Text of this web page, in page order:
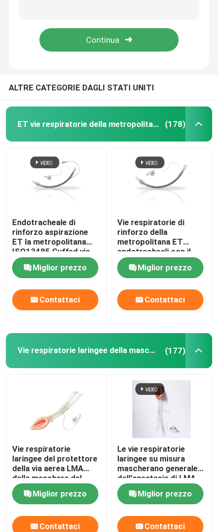
Metropolitana rinofaringea della via aerea
Monitor di pressione della via aerea
Metropolitana bronchiale dello stampo
Catetere di aspirazione
Video dispositivi di intubazione
Metropolitana orofaringea della via aerea
Anestesia Dispositivi
Componenti del tubo endotracheale
Cateteri OEM
ALTRE CATEGORIE DAGLI STATI UNITI
ET vie respiratorie della metropolitana (178)
Endotracheale di
rinforzo aspirazione
ET la metropolitana
ISO13485 Cuffed vie
respiratorie hanno
certificatoMiglior prezzo
Contattaci
Vie respiratorie di
rinforzo della
metropolitana ET
endotracheali con il
monitor di pressione di
IntracuffMiglior prezzo
Contattaci
Vie respiratorie laringee della maschera (177)
Vie respiratorie
laringee del protettore
della via aerea LMA
della maschera del
silicone del grado
medicoMiglior prezzo
Contattaci
Le vie respiratorie
laringee su misura
mascherano generale
dell'anestesia di LMA
Miglior prezzo
Contattaci